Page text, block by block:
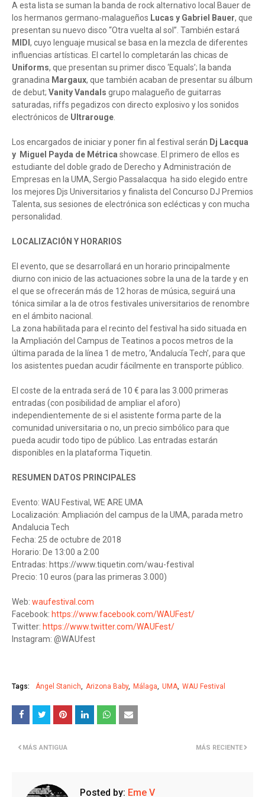
A esta lista se suman la banda de rock alternativo local Bauer de
los hermanos germano-malagueños Lucas y Gabriel Bauer, que
presentan su nuevo disco “Otra vuelta al sol”. También estará
MIDI , cuyo lenguaje musical se basa en la mezcla de diferentes
influencias artísticas. El cartel lo completarán las chicas de
Uniforms, que presentan su primer disco ‘Equals’; la banda
granadina Margaux, que también acaban de presentar su álbum
de debut; Vanity Vandals grupo malagueño de guitarras
saturadas, riffs pegadizos con directo explosivo y los sonidos
electrónicos de Ultrarouge.
Los encargados de iniciar y poner fin al festival serán Dj Lacqua
y Miguel Payda de Métrica showcase. El primero de ellos es
estudiante del doble grado de Derecho y Administración de
Empresas en la UMA, Sergio Passalacqua ha sido elegido entre
los mejores Djs Universitarios y finalista del Concurso DJ Premios
Talenta, sus sesiones de electrónica son eclécticas y con mucha
personalidad.
LOCALIZACIÓN Y HORARIOS
El evento, que se desarrollará en un horario principalmente
diurno con inicio de las actuaciones sobre la una de la tarde y en
el que se ofrecerán más de 12 horas de música, seguirá una
tónica similar a la de otros festivales universitarios de renombre
en el ámbito nacional.
La zona habilitada para el recinto del festival ha sido situada en
la Ampliación del Campus de Teatinos a pocos metros de la
última parada de la línea 1 de metro, ‘Andalucía Tech’, para que
los asistentes puedan acudir fácilmente en transporte público.
El coste de la entrada será de 10 € para las 3.000 primeras
entradas (con posibilidad de ampliar el aforo)
independientemente de si el asistente forma parte de la
comunidad universitaria o no, un precio simbólico para que
pueda acudir todo tipo de público. Las entradas estarán
disponibles en la plataforma Tiquetin.
RESUMEN DATOS PRINCIPALES
Evento: WAU Festival, WE ARE UMA
Localización: Ampliación del campus de la UMA, parada metro
Andalucia Tech
Fecha: 25 de octubre de 2018
Horario: De 13:00 a 2:00
Entradas: https://www.tiquetin.com/wau-festival
Precio: 10 euros (para las primeras 3.000)
Web: waufestival.com
Facebook: https://www.facebook.com/WAUFest/
Twitter: https://www.twitter.com/WAUFest/
Instagram: @WAUfest
Tags: Ángel Stanich Arizona Baby Málaga UMA WAU Festival
MÁS RECIENTE
MÁS ANTIGUA
Posted by: Eme V